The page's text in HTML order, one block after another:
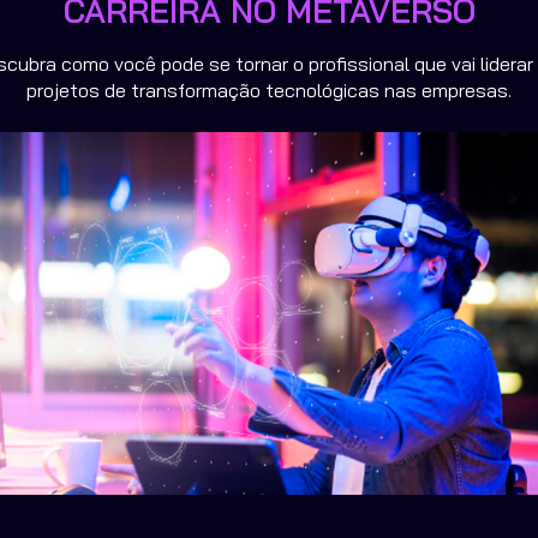
CARREIRA NO METAVERSO
como você pode se tornar o profissional que vai liderar
projetos de transformação tecnológicas nas empresas.